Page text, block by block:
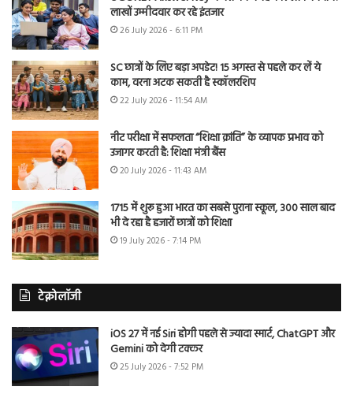
लाखों उम्मीदवार कर रहे इंतजार
26 July 2026 - 6:11 PM
SC छात्रों के लिए बड़ा अपडेट! 15 अगस्त से पहले कर लें ये
काम, वरना अटक सकती है स्कॉलरशिप
22 July 2026 - 11:54 AM
नीट परीक्षा में सफलता “शिक्षा क्रांति” के व्यापक प्रभाव को
उजागर करती है: शिक्षा मंत्री बैंस
20 July 2026 - 11:43 AM
1715 में शुरू हुआ भारत का सबसे पुराना स्कूल, 300 साल बाद
भी दे रहा है हजारों छात्रों को शिक्षा
19 July 2026 - 7:14 PM
टेक्नोलॉजी
iOS 27 में नई Siri होगी पहले से ज्यादा स्मार्ट, ChatGPT और
Gemini को देगी टक्कर
25 July 2026 - 7:52 PM